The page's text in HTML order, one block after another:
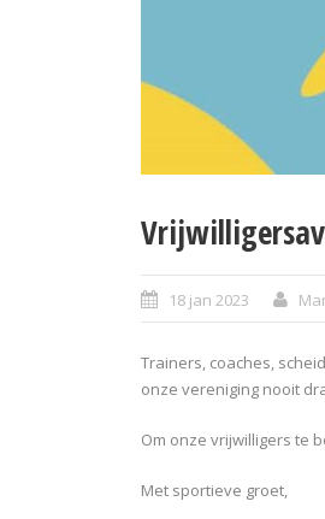
18 jan 2023
Trainers, coaches,
onze vereniging nooit
Om onze vrijwilligers te
Met sportieve groet,